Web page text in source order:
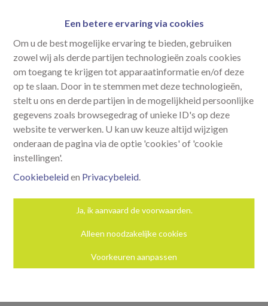
Een betere ervaring via cookies
Om u de best mogelijke ervaring te bieden, gebruiken
zowel wij als derde partijen technologieën zoals cookies
om toegang te krijgen tot apparaatinformatie en/of deze
op te slaan. Door in te stemmen met deze technologieën,
stelt u ons en derde partijen in de mogelijkheid persoonlijke
gegevens zoals browsegedrag of unieke ID's op deze
website te verwerken. U kan uw keuze altijd wijzigen
onderaan de pagina via de optie 'cookies' of 'cookie
instellingen'.
Cookiebeleiden Privacybeleid.
Ja, ik aanvaard de voorwaarden.
Alleen noodzakelijke cookies
Voorkeuren aanpassen
Neem contact op
9700 Oudenaarde
055/33.92.36